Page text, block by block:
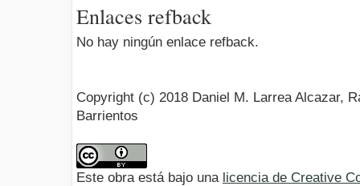
Enlaces refback
No hay ningún enlace refback.
Copyright (c) 2018 Daniel M. Larrea Alcazar,
Barrientos
Este obra está bajo una licencia de Creative